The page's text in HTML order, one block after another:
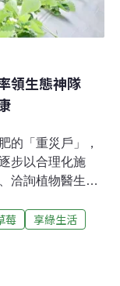
的花期比草莓久
領生態神隊
的「重災戶」，
步以合理化施
洽詢植物醫生等
葉蟎的高橋食蟎
入圍第一屆IPM
莓之鄉」。位於
莓
享綠生活